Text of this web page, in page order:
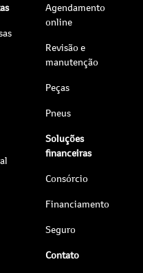
Agendamento
online
Revisão e
manutenção
Peças
Pneus
Soluções
financeiras
Consórcio
Financiamento
Seguro
Contato